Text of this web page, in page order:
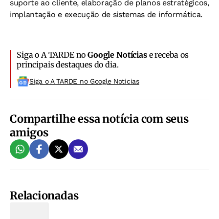
suporte ao cliente, elaboração de planos estratégicos,
implantação e execução de sistemas de informática.
Siga o A TARDE noGoogle Notíciase receba os
principais destaques do dia.
Siga o A TARDE no Google Noticias
Compartilhe essa notícia com seus
amigos
Relacionadas